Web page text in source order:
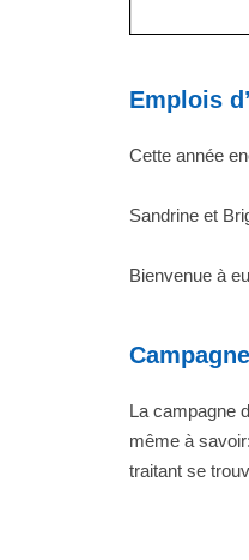
Emplois
Cette année
Sandrine et
Bienvenue à
La campagne
même à
traitant se